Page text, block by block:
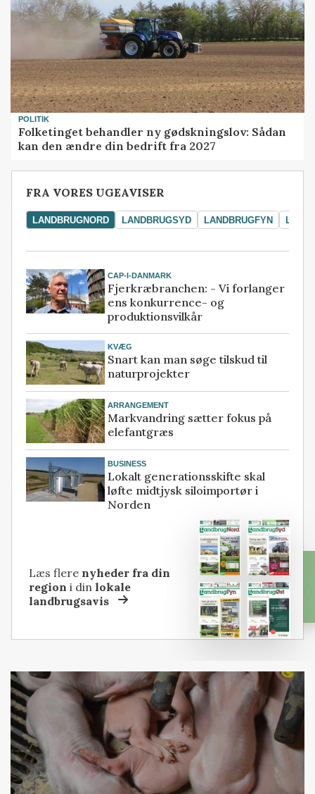
POLITIK
Folketinget behandler ny gødskningslov: Sådan
kan den ændre din bedrift fra 2027
FRA VORES UGEAVISER
LANDBRUGNORD LANDBRUGSYD LANDBRUGFYN
CAP-I-DANMARK
Fjerkræbranchen: - Vi forlanger
ens konkurrence- og
produktionsvilkår
KVÆG
Snart kan man søge tilskud til
naturprojekter
ARRANGEMENT
Markvandring sætter fokus på
elefantgræs
BUSINESS
Lokalt generationsskifte skal
løfte midtjysk siloimportør i
Norden
Læs flere nyheder fra din
region i dinlokale
landbrugsavis